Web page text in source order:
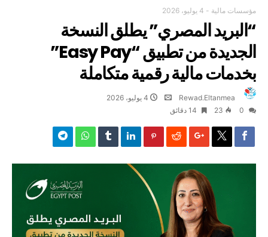
مؤسسات مالية - 4 يوليو، 2026
“البريد المصري” يطلق النسخة
الجديدة من تطبيق “Easy Pay”
بخدمات مالية رقمية متكاملة
Rewad.Eltanmea
4 يوليو، 2026
23 14 ‫دقائق‬